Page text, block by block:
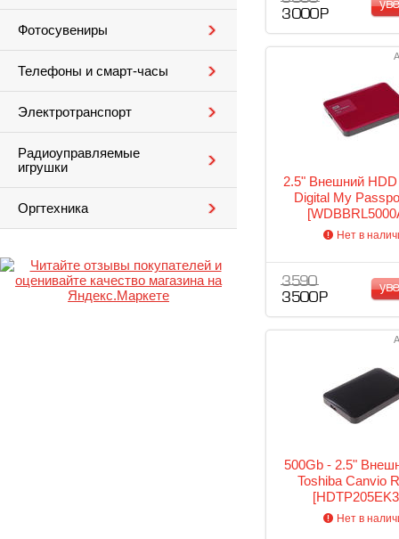
Фотосувениры
Телефоны и смарт-часы
Электротранспорт
Радиоуправляемые
игрушки
Оргтехника
3 000 Р
2.5" Внешний
Digital My
Нет в
3 590
3 500 Р
500Gb - 2.5"
Toshiba Canvio
Нет в